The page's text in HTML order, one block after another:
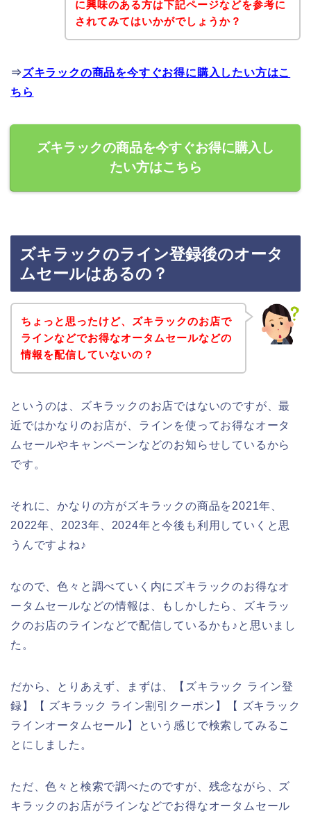
に興味のある方は下記ページなどを参考に
されてみてはいかがでしょうか？
⇒ ズキラックの商品を今すぐお得に購入したい方はこ
ちら
ズキラックの商品を今すぐお得に購入し
たい方はこちら
ズキラックのライン登録後のオータ
ムセールはあるの？
ちょっと思ったけど、ズキラックのお店で
ラインなどでお得なオータムセールなどの
情報を配信していないの？
というのは、ズキラックのお店ではないのですが、最
近ではかなりのお店が、ラインを使ってお得なオータ
ムセールやキャンペーンなどのお知らせしているから
です。
それに、かなりの方がズキラックの商品を2021年、
2022年、2023年、2024年と今後も利用していくと思
うんですよね♪
なので、色々と調べていく内にズキラックのお得なオ
ータムセールなどの情報は、もしかしたら、ズキラッ
クのお店のラインなどで配信しているかも♪と思いまし
た。
だから、とりあえず、まずは、【ズキラック ライン登
録】【 ズキラック ライン割引クーポン】【 ズキラック
ラインオータムセール】という感じで検索してみるこ
とにしました。
ただ、色々と検索で調べたのですが、残念ながら、ズ
キラックのお店がラインなどでお得なオータムセール